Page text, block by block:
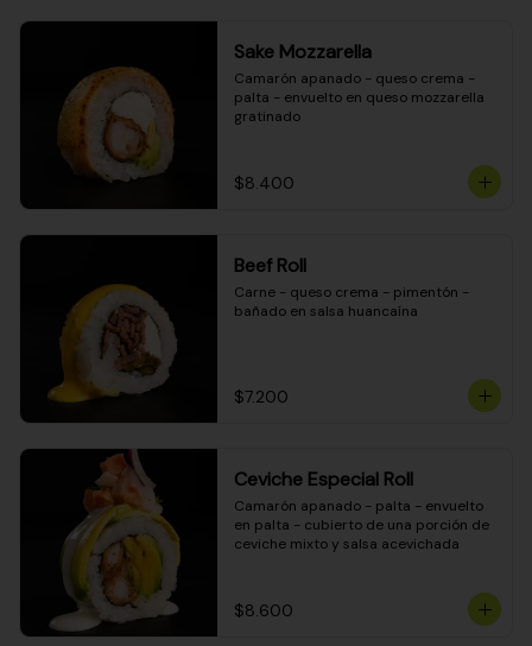
Sake Mozzarella
Camarón apanado - queso crema -
palta - envuelto en queso mozzarella
gratinado
$8.400
Beef Roll
Carne - queso crema - pimentón -
bañado en salsa huancaína
$7.200
Ceviche Especial Roll
Camarón apanado - palta - envuelto
en palta - cubierto de una porción de
ceviche mixto y salsa acevichada
$8.600